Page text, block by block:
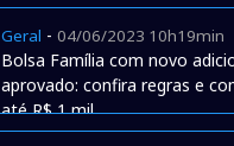
Geral -04/06/2023 10h19min
Bolsa Família com novo
aprovado: confira regras e
até R$ 1 mil